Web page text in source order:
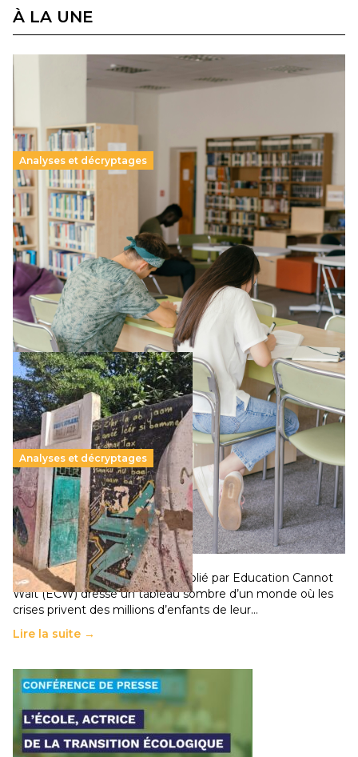
À LA UNE
Analyses et décryptages
Supérieur privé : une dérive qui met à mal la
promesse républicaine
11 juillet 2026-
Le projet de loi sur la régulation de l’enseignement
supérieur privé met en lumière l’amplification d’un système
qui relègue l’acte pédagogique au superfétatoire, voire à…
Lire la suite →
Analyses et décryptages
258 millions d’enfants victimes de la guerre, des
chocs climatiques et des déplacements de
population
11 juillet 2026- National
Un nouveau rapport mondial publié par Education Cannot
Wait (ECW) dresse un tableau sombre d’un monde où les
crises privent des millions d’enfants de leur…
Lire la suite →